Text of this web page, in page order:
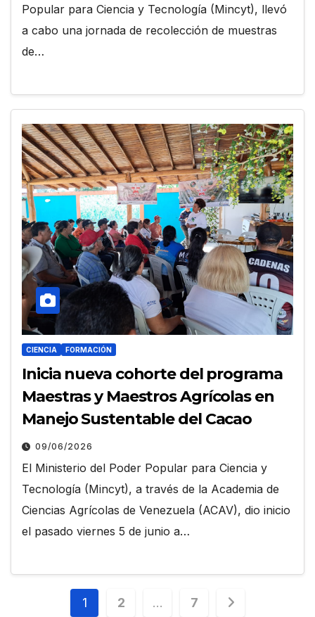
Popular para Ciencia y Tecnología (Mincyt), llevó
a cabo una jornada de recolección de muestras
de…
CIENCIA FORMACIÓN
Inicia nueva cohorte del programa
Maestras y Maestros Agrícolas en
Manejo Sustentable del Cacao
09/06/2026
El Ministerio del Poder Popular para Ciencia y
Tecnología (Mincyt), a través de la Academia de
Ciencias Agrícolas de Venezuela (ACAV), dio inicio
el pasado viernes 5 de junio a…
Paginación
1 2 … 7